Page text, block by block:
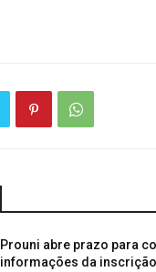
Prouni abre prazo para
informações da inscrição